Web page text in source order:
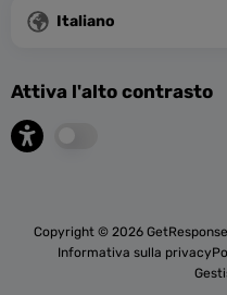
Italiano
Attiva l'alto contrasto
Copyright © 2026
Informativa sulla privacy